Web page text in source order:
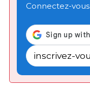
Connectez-
inscrivez-